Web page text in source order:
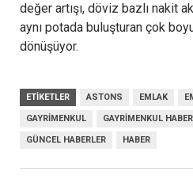
değer artışı, döviz bazlı nakit
aynı potada buluşturan çok
dönüşüyor.
ETIKETLER ASTONS EMLAK
GAYRIMENKUL GAYRIMENKUL HABER
GÜNCEL HABERLER HABER